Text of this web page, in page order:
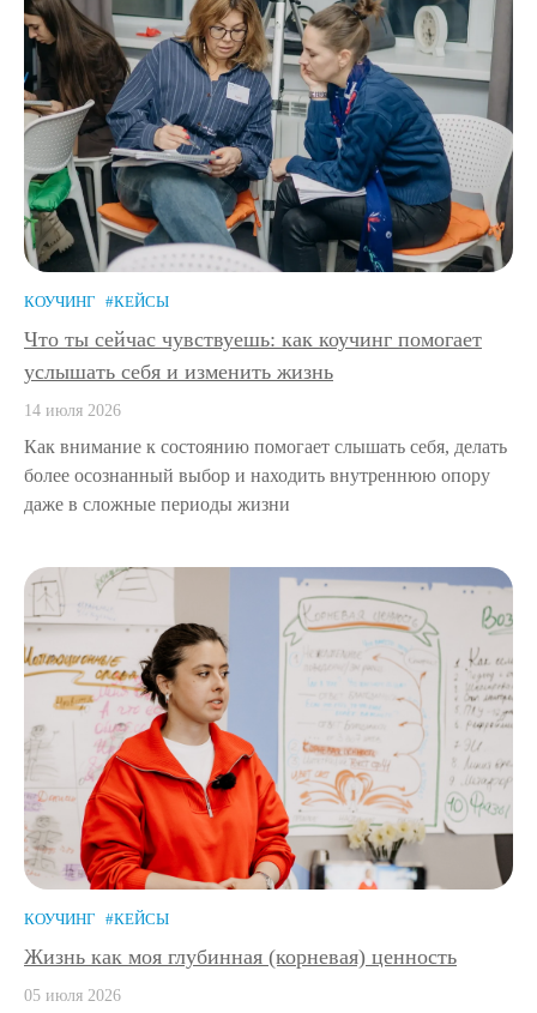
КОУЧИНГ #КЕЙСЫ
Что ты сейчас чувствуешь: как коучинг помогает
услышать себя и изменить жизнь
14 июля 2026
Как внимание к состоянию помогает слышать себя, делать
более осознанный выбор и находить внутреннюю опору
даже в сложные периоды жизни
КОУЧИНГ #КЕЙСЫ
Жизнь как моя глубинная (корневая) ценность
05 июля 2026